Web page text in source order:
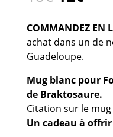
initial
était :
18€.
est :
COMMANDEZ EN
achat dans un de
Guadeloupe.
Mug blanc pour
de Braktosaure.
Citation sur le mug
Un cadeau à